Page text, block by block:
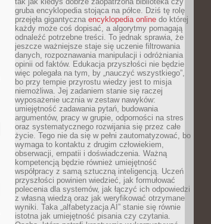
gruba encyklopedia stojąca na półce. Dziś tę rolę
przejęła gigantyczna encyklopedia online do której
każdy może coś dopisać, a algorytmy pomagają
odnaleźć potrzebne treści. To jednak sprawia, że
jeszcze ważniejsze staje się uczenie filtrowania
danych, rozpoznawania manipulacji i odróżniania
opinii od faktów. Edukacja przyszłości nie będzie
więc polegała na tym, by „nauczyć wszystkiego”,
bo przy tempie przyrostu wiedzy jest to misja
niemożliwa. Jej zadaniem stanie się raczej
wyposażenie ucznia w zestaw nawyków:
umiejętność zadawania pytań, budowania
argumentów, pracy w grupie, odporności na stres
oraz systematycznego rozwijania się przez całe
życie. Tego nie da się w pełni zautomatyzować, bo
wymaga to kontaktu z drugim człowiekiem,
obserwacji, empatii i doświadczenia. Ważną
kompetencją będzie również umiejętność
współpracy z samą sztuczną inteligencją. Uczeń
przyszłości powinien wiedzieć, jak formułować
polecenia dla systemów, jak łączyć ich odpowiedzi
z własną wiedzą oraz jak weryfikować otrzymane
wyniki. Taka „alfabetyzacja AI” stanie się równie
istotna jak umiejętność pisania czy czytania.